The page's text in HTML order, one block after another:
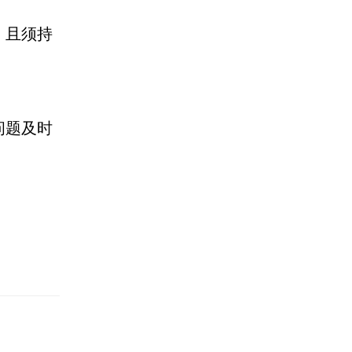
且须持
题及时